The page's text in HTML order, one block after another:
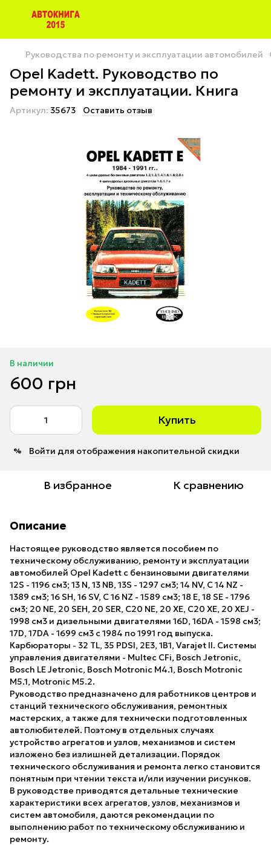
Руководства по ремонту и эксплуатации автомобилей
Opel Kadett. Руководство по
ремонту и эксплуатации. Книга
Артикул: 35673 Оставить отзыв
В наличии
600 грн
Купить
% Войти для отображения накопительной скидки
В избранное К сравнению
Описание
Настоящее руководство является пособием по
техническому обслуживанию, ремонту и эксплуатации
автомобилей Opel Kadett с бензиновыми двигателями
12S - 1196 см3; 13 N, 13 NB, 13S - 1297 см3; 14 NV, C 14 NZ -
1389 см3; 16 SH, 16 SV, C 16 NZ - 1589 см3; 18 E, 18 SE - 1796
см3; 20 NE, 20 SEH, 20 SER, C20 NE, 20 XE, C20 XE, 20 XEJ -
1998 см3 и дизельными двигателями 16D, 16DA - 1598 см3;
17D, 17DA - 1699 см3 с 1984 по 1991 год выпуска.
Карбюраторы - 32 TL, 35 PDSI, 2E3, 1B1, Varajet II. Системы
управления двигателями - Multec CFi, Bosch Jetronic,
Bosch LE Jetronic, Bosch Motronic M4.1, Bosch Motronic
M5.1, Motronic M5.2.
Руководство предназначено для работников центров и
станций технического обслуживания, ремонтных
мастерских, а также для технически подготовленных
автолюбителей. Поэтому в отдельных случаях
устройство агрегатов и узлов, механизмов и систем
изложено без излишней детализации. Порядок
технического обслуживания и ремонта легко становится
понятным при чтении текста и/или изучении рисунков.
В руководстве приводятся детальные технические
характеристики всех агрегатов, узлов, механизмов и
систем автомобиля, даются рекомендации по
выполнению работ по техническому обслуживанию и
ремонту.